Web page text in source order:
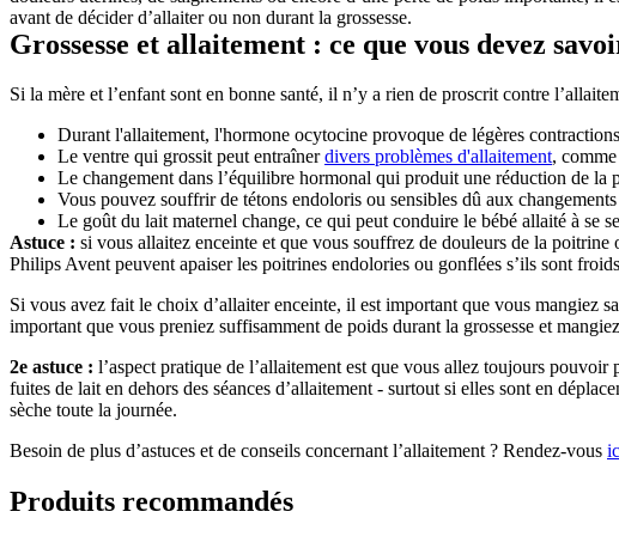
avant de décider d’allaiter ou non durant la grossesse.
Grossesse et allaitement : ce que vous devez
Si la mère et l’enfant sont en bonne santé, il n’y a rien de proscrit contre
Durant l'allaitement, l'hormone ocytocine provoque de légères
Le ventre qui grossit peut entraîner divers problèmes d'allaitement,
Le changement dans l’équilibre hormonal qui produit une réduction de la
Vous pouvez souffrir de tétons endoloris ou sensibles dû aux
Le goût du lait maternel change, ce qui peut conduire le bébé allaité à se
Astuce : si vous allaitez enceinte et que vous souffrez de douleurs de la
Philips Avent peuvent apaiser les poitrines endolories ou gonflées s’ils sont
Si vous avez fait le choix d’allaiter enceinte, il est important que vous mangiez
important que vous preniez suffisamment de poids durant la grossesse et
2e astuce : l’aspect pratique de l’allaitement est que vous allez toujours
fuites de lait en dehors des séances d’allaitement - surtout si elles sont en
sèche toute la journée.
Besoin de plus d’astuces et de conseils concernant l’allaitement ? Rendez-vous
Produits recommandés